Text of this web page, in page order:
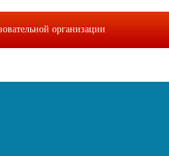
организации